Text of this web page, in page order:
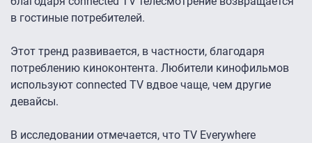
в гостиные потребителей.
Этот тренд развивается, в частности, благодаря
потреблению киноконтента. Любители кинофильмов
используют connected TV вдвое чаще, чем другие
девайсы.
В исследовании отмечается, что TV Everywhere